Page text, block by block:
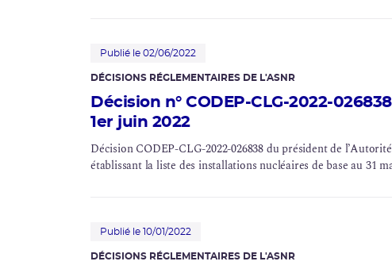
Publié le 02/06/2022
DÉCISIONS RÉGLEMENTAIRES DE L'ASNR
Décision n° CODEP-CLG-2022-
1er juin 2022
Décision CODEP-CLG-2022-026838 du président de
établissant la liste des installations nucléaires de base au 31
Publié le 10/01/2022
DÉCISIONS RÉGLEMENTAIRES DE L'ASNR